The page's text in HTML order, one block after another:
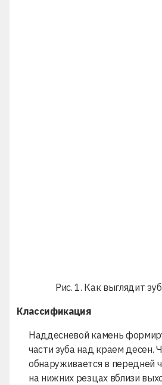
Рис. 1. Как выглядит
Классификация
Наддесневой камень
части зуба над краем десен.
обнаруживается в передней
на нижних резцах вблизи